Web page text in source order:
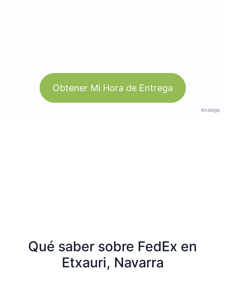
Obtener Mi Hora de Entrega
Anzeige
Qué saber sobre FedEx en
Etxauri, Navarra